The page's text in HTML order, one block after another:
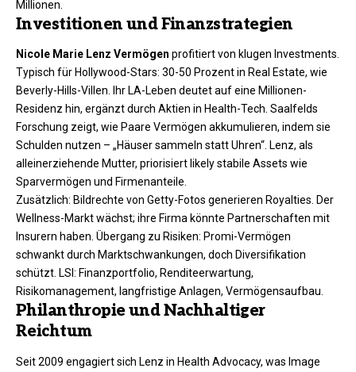
Millionen.​
Investitionen und Finanzstrategien
Nicole Marie Lenz Vermögen profitiert von klugen Investments.
Typisch für Hollywood-Stars: 30-50 Prozent in Real Estate, wie
Beverly-Hills-Villen. Ihr LA-Leben deutet auf eine Millionen-
Residenz hin, ergänzt durch Aktien in Health-Tech. Saalfelds
Forschung zeigt, wie Paare Vermögen akkumulieren, indem sie
Schulden nutzen – „Häuser sammeln statt Uhren“. Lenz, als
alleinerziehende Mutter, priorisiert likely stabile Assets wie
Sparvermögen und Firmenanteile.​
Zusätzlich: Bildrechte von Getty-Fotos generieren Royalties. Der
Wellness-Markt wächst; ihre Firma könnte Partnerschaften mit
Insurern haben. Übergang zu Risiken: Promi-Vermögen
schwankt durch Marktschwankungen, doch Diversifikation
schützt. LSI: Finanzportfolio, Renditeerwartung,
Risikomanagement, langfristige Anlagen, Vermögensaufbau.​
Philanthropie und Nachhaltiger
Reichtum
Seit 2009 engagiert sich Lenz in Health Advocacy, was Image